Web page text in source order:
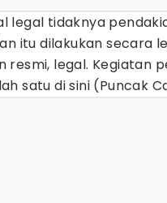
legal tidaknya
itu dilakukan secara
resmi, legal. Kegiatan
satu di sini (Puncak